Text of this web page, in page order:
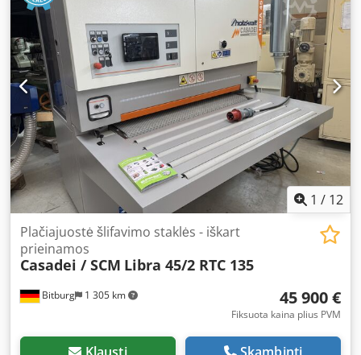
Dimensions: 365/260/H175 mm - Weight: 39 kg
1 / 12
Bitburg 1 305 km
Plačiajuostė šlifavimo staklės - iškart
prieinamos
Casadei / SCM Libra 45/2 RTC 135
45 900 €
Fiksuota kaina plius PVM